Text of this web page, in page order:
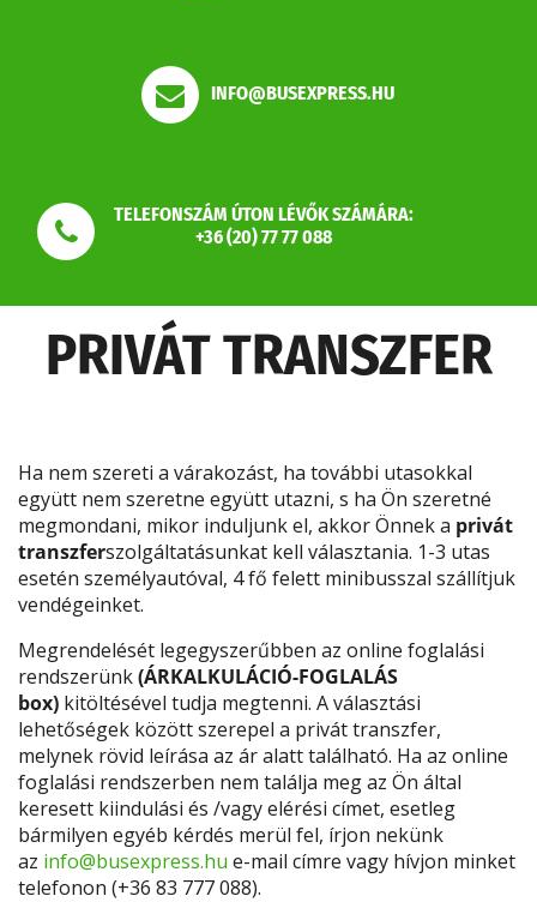
INFO@BUSEXPRESS.HU
TELEFONSZÁM ÚTON LÉVŐK SZÁMÁRA:
+36 (20) 77 77 088
PRIVÁT TRANSZFER
Ha nem szereti a várakozást, ha további utasokkal
együtt nem szeretne együtt utazni, s ha Ön szeretné
megmondani, mikor induljunk el, akkor Önnek a privát
transzferszolgáltatásunkat kell választania. 1-3 utas
esetén személyautóval, 4 fő felett minibusszal szállítjuk
vendégeinket.
Megrendelését legegyszerűbben az online foglalási
rendszerünk(ÁRKALKULÁCIÓ-FOGLALÁS
box) kitöltésével tudja megtenni. A választási
lehetőségek között szerepel a privát transzfer,
melynek rövid leírása az ár alatt található. Ha az online
foglalási rendszerben nem találja meg az Ön által
keresett kiindulási és /vagy elérési címet, esetleg
bármilyen egyéb kérdés merül fel, írjon nekünk
az info@busexpress.hu e-mail címre vagy hívjon minket
telefonon (+36 83 777 088).